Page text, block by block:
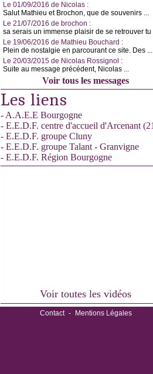
Le 01/09/2016 de Nicolas :
Salut Mathieu et Brochon, que de souvenirs ...
Le 21/07/2016 de brochon :
sa serais un immense plaisir de se retrouver tu
Le 19/06/2016 de Mathieu Bouchard :
Plein de nostalgie en parcourant ce site. Des ...
Le 20/03/2015 de Nicolas Rossignol :
Suite au message précédent, Nicolas ...
Voir tous les messages
Les liens
- A.A.E.E Bourgogne
- E.E.D.F. centre d'accueil d'Arcenant
- E.E.D.F. groupe Cluny
- E.E.D.F. groupe Talant - Granvigne
- E.E.D.F. Région Bourgogne
Voir toutes les vidéos
Contact - Mentions Légales